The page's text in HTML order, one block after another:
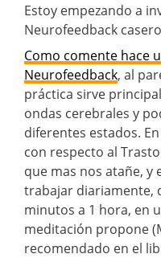
Estoy empezando a
Neurofeedback
Como comente hace
Neurofeedback, al
práctica sirve
ondas cerebrales y
diferentes estados.
con respecto al
que mas nos atañe, y
trabajar diariamente,
minutos a 1 hora, en
meditación propone
recomendado en el